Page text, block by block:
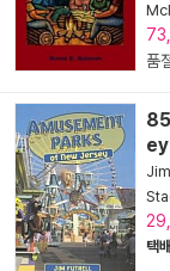
품
택배